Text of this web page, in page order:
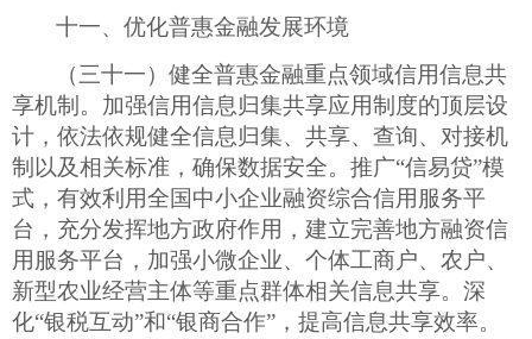
十一、优化普惠金融发展环境
（三十一）健全普惠金融重点领域信用信息共
享机制。加强信用信息归集共享应用制度的顶层设
计，依法依规健全信息归集、共享、查询、对接机
制以及相关标准，确保数据安全。推广“信易贷”模
式，有效利用全国中小企业融资综合信用服务平
台，充分发挥地方政府作用，建立完善地方融资信
用服务平台，加强小微企业、个体工商户、农户、
新型农业经营主体等重点群体相关信息共享。深
化“银税互动”和“银商合作”，提高信息共享效率。